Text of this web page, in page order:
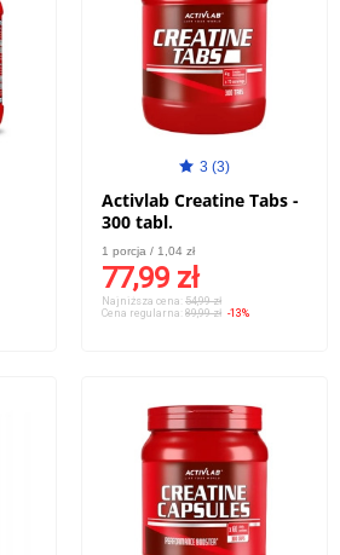
3 (3)
Activlab Creatine Tabs -
300 tabl.
1 porcja / 1,04 zł
77,99 zł
Najniższa cena: 54,99 zł
Cena regularna: 89,99 zł -13%